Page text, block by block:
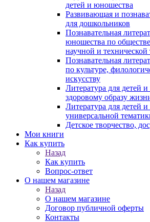
детей и юношества
Развивающая и
для дошкольников
Познавательная
юношества по
научной и технической
Познавательная
по культуре,
искусству
Литература для детей
здоровому образу
Литература для детей
универсальной
Детское творчество,
Мои книги
Как купить
Назад
Как купить
Вопрос-ответ
О нашем магазине
Назад
О нашем магазине
Договор публичной оферты
Контакты